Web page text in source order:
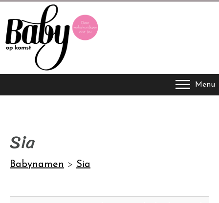
Menu
Sia
Babynamen > Sia